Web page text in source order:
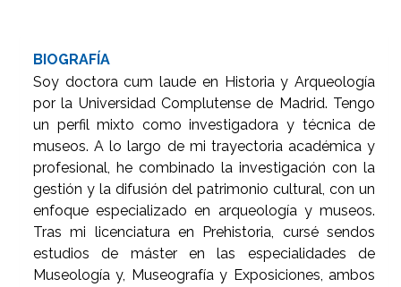
BIOGRAFÍA
Soy doctora cum laude en Historia y Arqueología
por la Universidad Complutense de Madrid. Tengo
un perfil mixto como investigadora y técnica de
museos. A lo largo de mi trayectoria académica y
profesional, he combinado la investigación con la
gestión y la difusión del patrimonio cultural, con un
enfoque especializado en arqueología y museos.
Tras mi licenciatura en Prehistoria, cursé sendos
estudios de máster en las especialidades de
Museología y, Museografía y Exposiciones, ambos